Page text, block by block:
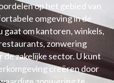
op het gebied van
omgeving in de
gaat om kantoren, winkels,
zonwering
zakelijke sector. U kunt
creëren door